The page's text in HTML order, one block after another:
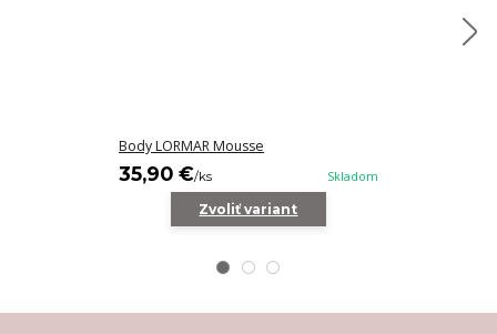
Body LORMAR Mousse
35,90 €/ks Skladom
Zvoliť variant